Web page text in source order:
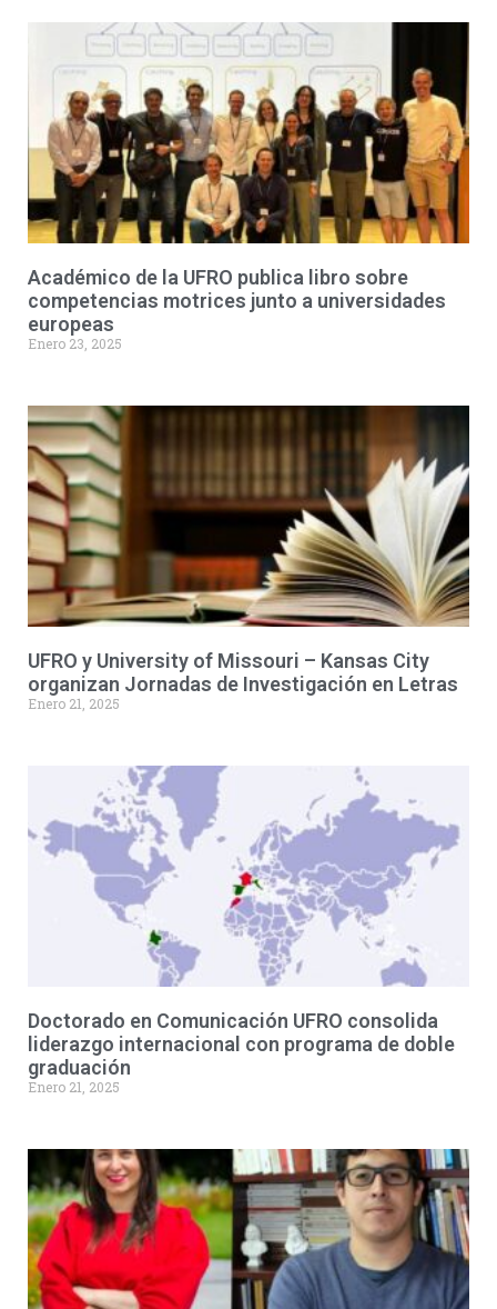
Académico de la UFRO publica libro sobre
competencias motrices junto a universidades
europeas
Enero 23, 2025
UFRO y University of Missouri – Kansas City
organizan Jornadas de Investigación en Letras
Enero 21, 2025
Doctorado en Comunicación UFRO consolida
liderazgo internacional con programa de doble
graduación
Enero 21, 2025